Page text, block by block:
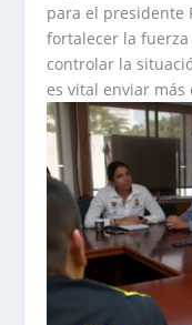
para el presidente
fortalecer la
controlar la
es vital enviar más